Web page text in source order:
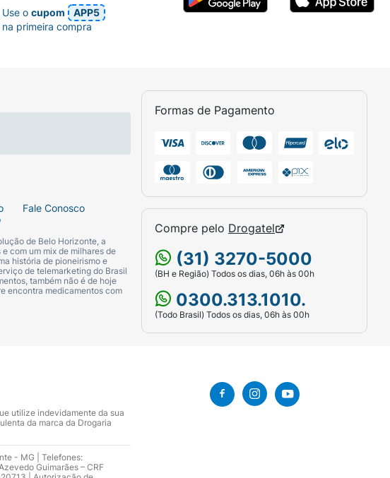
Fale Conosco
de Belo Horizonte, a
com um mix de milhares de
história de pioneirismo e
de telemarketing do Brasil
também não é de hoje
encontra medicamentos com
Formas de Pagamento
Compre pelo Drogatel
(31) 3270-5000
(BH e Região) Todos os dias, 06h às 00h
0300.313.1010.
(Todo Brasil) Todos os dias, 06h às 00h
Use ocupom
APP5
na primeira compra
utilize indevidamente da sua
da marca da Drogaria
- MG | Telefones:
Guimarães – CRF